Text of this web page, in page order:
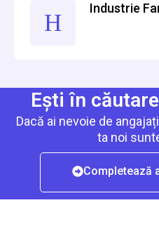
Industrie
Ești în
Dacă ai nevoie de
ta noi
Completează